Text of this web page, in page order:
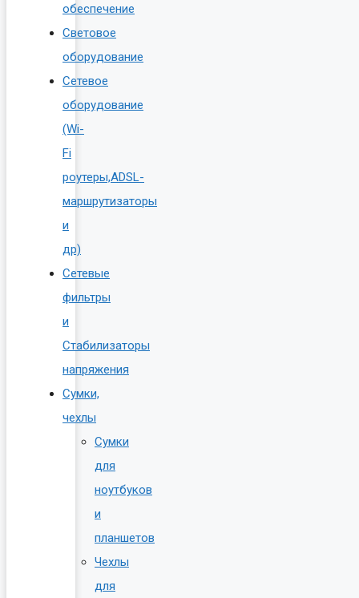
обеспечение
Световое
оборудование
Сетевое
оборудование
(Wi-
Fi
роутеры,ADSL-
маршрутизаторы
и
др)
Сетевые
фильтры
и
Стабилизаторы
напряжения
Сумки,
чехлы
Сумки
для
ноутбуков
и
планшетов
Чехлы
для